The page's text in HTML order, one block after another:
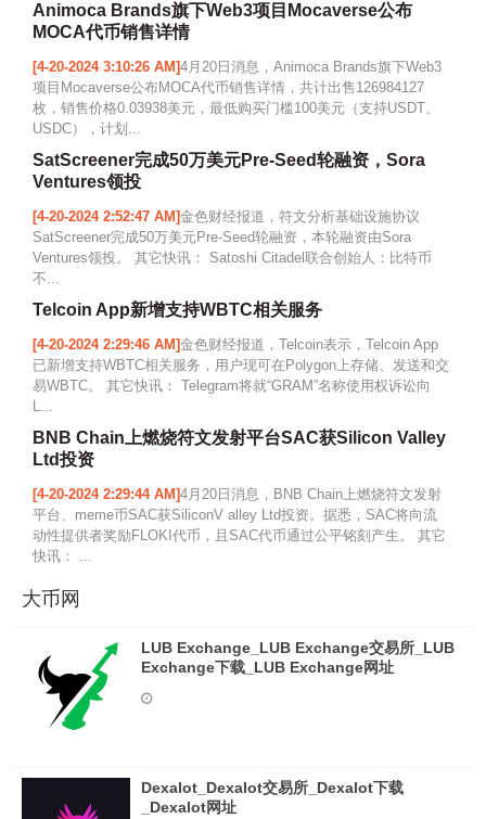
Animoca Brands旗下Web3项目Mocaverse公布
MOCA代币销售详情
[4-20-2024 3:10:26 AM]4月20日消息，Animoca Brands旗下Web3
项目Mocaverse公布MOCA代币销售详情，共计出售126984127
枚，销售价格0.03938美元，最低购买门槛100美元（支持USDT、
USDC），计划...
SatScreener完成50万美元Pre-Seed轮融资，Sora
Ventures领投
[4-20-2024 2:52:47 AM]金色财经报道，符文分析基础设施协议
SatScreener完成50万美元Pre-Seed轮融资，本轮融资由Sora
Ventures领投。 其它快讯： Satoshi Citadel联合创始人：比特币
不...
Telcoin App新增支持WBTC相关服务
[4-20-2024 2:29:46 AM]金色财经报道，Telcoin表示，Telcoin App
已新增支持WBTC相关服务，用户现可在Polygon上存储、发送和交
易WBTC。 其它快讯： Telegram将就“GRAM”名称使用权诉讼向
L...
BNB Chain上燃烧符文发射平台SAC获Silicon Valley
Ltd投资
[4-20-2024 2:29:44 AM]4月20日消息，BNB Chain上燃烧符文发射
平台、meme币SAC获SiliconV alley Ltd投资。据悉，SAC将向流
动性提供者奖励FLOKI代币，且SAC代币通过公平铭刻产生。 其它
快讯： ...
大币网
LUB Exchange_LUB Exchange交易所_LUB
Exchange下载_LUB Exchange网址
Dexalot_Dexalot交易所_Dexalot下载
_Dexalot网址